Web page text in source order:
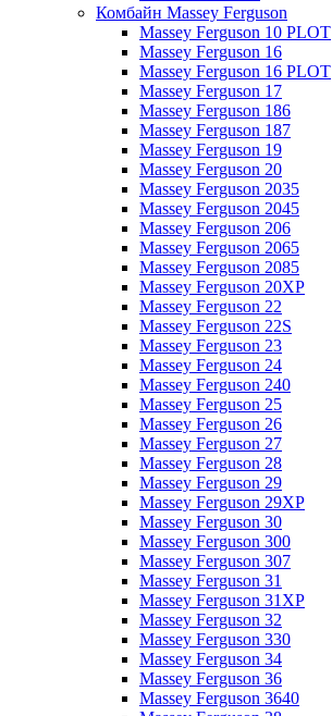
Комбайн Massey Ferguson
Massey Ferguson 10 PLOT
Massey Ferguson 16
Massey Ferguson 16 PLOT
Massey Ferguson 17
Massey Ferguson 186
Massey Ferguson 187
Massey Ferguson 19
Massey Ferguson 20
Massey Ferguson 2035
Massey Ferguson 2045
Massey Ferguson 206
Massey Ferguson 2065
Massey Ferguson 2085
Massey Ferguson 20XP
Massey Ferguson 22
Massey Ferguson 22S
Massey Ferguson 23
Massey Ferguson 24
Massey Ferguson 240
Massey Ferguson 25
Massey Ferguson 26
Massey Ferguson 27
Massey Ferguson 28
Massey Ferguson 29
Massey Ferguson 29XP
Massey Ferguson 30
Massey Ferguson 300
Massey Ferguson 307
Massey Ferguson 31
Massey Ferguson 31XP
Massey Ferguson 32
Massey Ferguson 330
Massey Ferguson 34
Massey Ferguson 36
Massey Ferguson 3640